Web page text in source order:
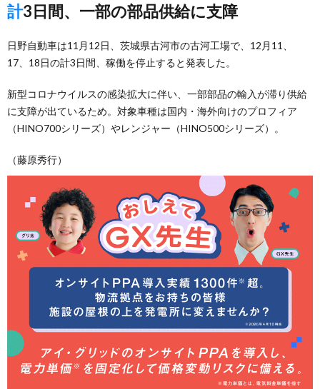
計3日間、一部の部品供給に支障
日野自動車は11月12日、茨城県古河市の古河工場で、12月11、
17、18日の計3日間、稼働を停止すると発表した。
新型コロナウイルスの感染拡大に伴い、一部部品の輸入が滞り供給
に支障が出ているため。対象車種は国内・海外向けのプロフィア
（HINO700シリーズ）やレンジャー（HINO500シリーズ）。
（藤原秀行）